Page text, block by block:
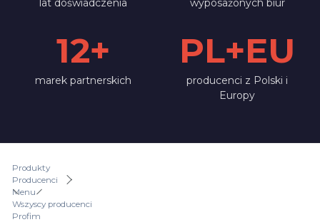
lat doświadczenia wyposażonych biur
12+
marek partnerskich
PL+EU
producenci z Polski i
Europy
Produkty
Producenci
Menu
Wszyscy producenci
Profim